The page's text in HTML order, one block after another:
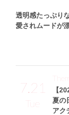
透明感たっぷり
愛されムードが
7.21
Tue
【
夏の
アク